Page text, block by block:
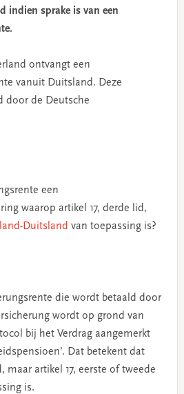
indien sprake is van een
ontvangt een
vanuit Duitsland. Deze
door de Deutsche
een
waarop artikel 17, derde lid,
Duitsland van toepassing is?
die wordt betaald door
wordt op grond van
bij het Verdrag aangemerkt
Dat betekent dat
maar artikel 17, eerste of tweede
is.